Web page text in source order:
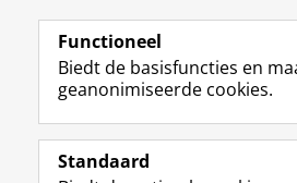
Volg de RUG
F
a
L
i
Functioneel
Biedt de basisfuncties en
geanonimiseerde cookies.
Standaard